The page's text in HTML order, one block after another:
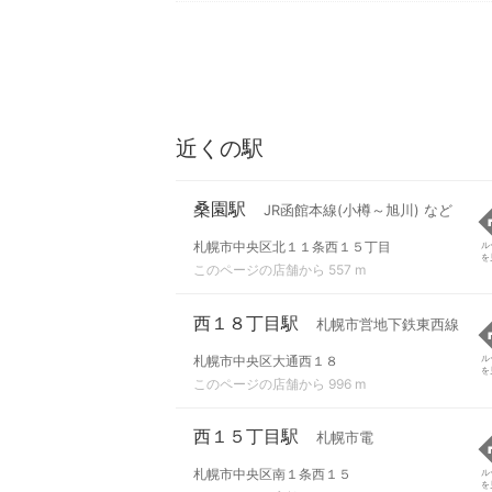
近くの駅
桑園駅 JR函館本線(小樽～旭川) など
札幌市中央区北１１条西１５丁目
このページの店舗から 557 m
ル
を
西１８丁目駅 札幌市営地下鉄東西線
札幌市中央区大通西１８
このページの店舗から 996 m
ル
を
西１５丁目駅 札幌市電
札幌市中央区南１条西１５
ル
を